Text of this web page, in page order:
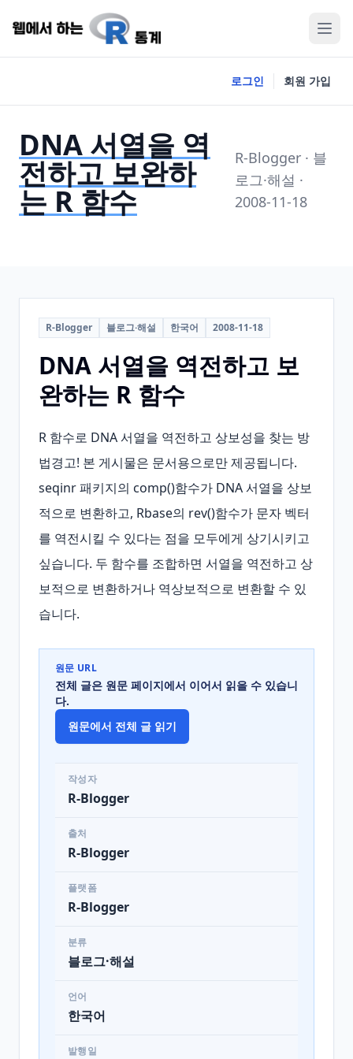
로그인 회원 가입
DNA 서열을 역
전하고 보완하
는 R 함수
R-Blogger · 블
로그·해설 ·
2008-11-18
R-Blogger 블로그·해설 한국어 2008-11-18
DNA 서열을 역전하고 보
완하는 R 함수
R 함수로 DNA 서열을 역전하고 상보성을 찾는 방
법경고! 본 게시물은 문서용으로만 제공됩니다.
seqinr 패키지의 comp()함수가 DNA 서열을 상보
적으로 변환하고, Rbase의 rev()함수가 문자 벡터
를 역전시킬 수 있다는 점을 모두에게 상기시키고
싶습니다. 두 함수를 조합하면 서열을 역전하고 상
보적으로 변환하거나 역상보적으로 변환할 수 있
습니다.
원문 URL
전체 글은 원문 페이지에서 이어서 읽을 수 있습니
다.
원문에서 전체 글 읽기
작성자
R-Blogger
출처
R-Blogger
플랫폼
R-Blogger
분류
블로그·해설
언어
한국어
발행일